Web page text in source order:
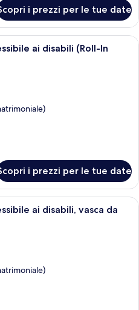
i prezzi per le tue date
Una moderna camera d'albergo
ai disabili (Roll-In
i prezzi per le tue date
Una moderna camera d'albergo
ai disabili, vasca da